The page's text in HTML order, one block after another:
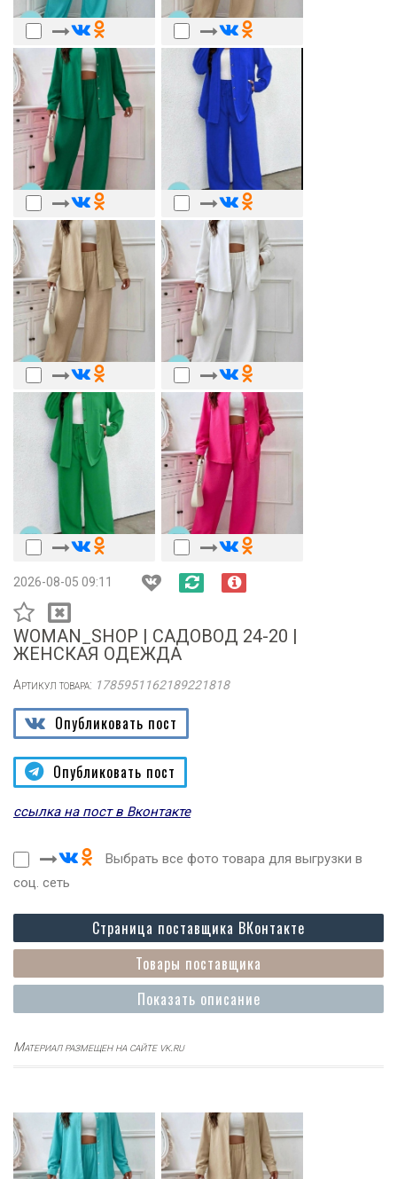
2026-08-05 09:11
WOMAN_SHOP | САДОВОД 24-20 |
ЖЕНСКАЯ ОДЕЖДА
Артикул товара: 1785951162189221818
Опубликовать пост
Опубликовать пост
ссылка на пост в Вконтакте
Выбрать все фото товара для выгрузки в
соц. сеть
Показать описание
Товары поставщика
Страница поставщика ВКонтакте
Материал размещен на сайте vk.ru